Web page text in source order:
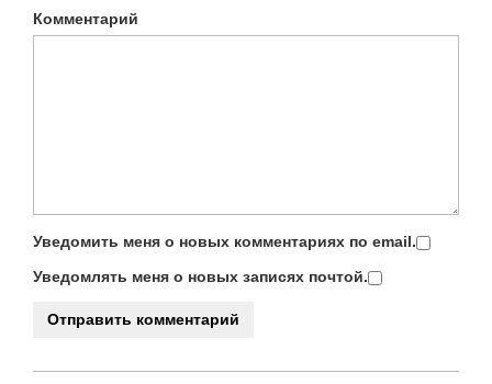
Комментарий
Уведомить меня о новых комментариях по email.
Уведомлять меня о новых записях почтой.